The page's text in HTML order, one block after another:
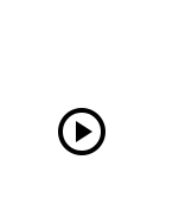
play_circle